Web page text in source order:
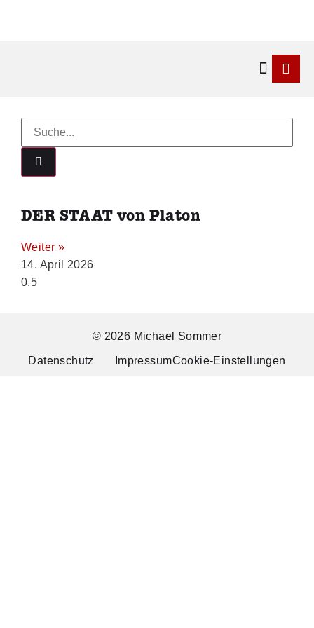
DER STAAT von Platon
Weiter »
14. April 2026
© 2026 Michael Sommer
Datenschutz ImpressumCookie-Einstellungen